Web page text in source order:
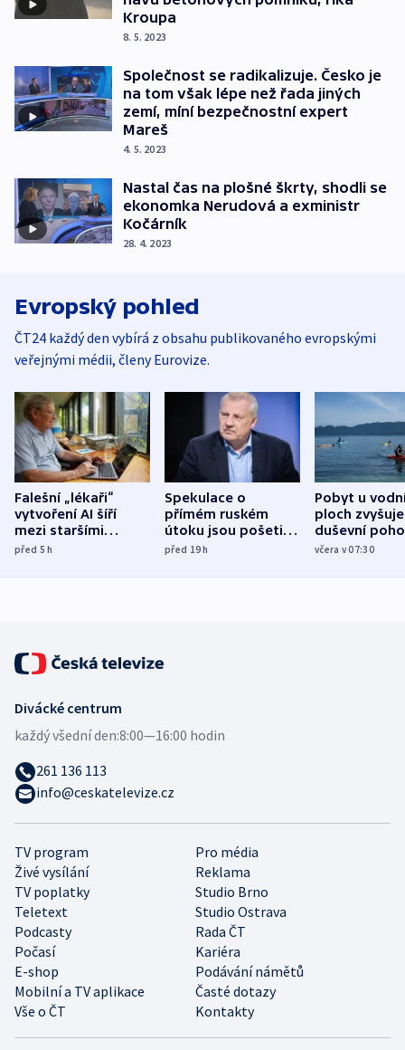
Kroupa
8. 5. 2023
Společnost se radikalizuje. Česko je
na tom však lépe než řada jiných
zemí, míní bezpečnostní expert
Mareš
4. 5. 2023
Nastal čas na plošné škrty, shodli se
ekonomka Nerudová a exministr
Kočárník
28. 4. 2023
Evropský pohled
ČT24 každý den vybírá z obsahu publikovaného evropskými
veřejnými médii, členy Eurovize.
Falešní „lékaři“
vytvoření AI šíří
mezi staršími
Poláky nebezpečné
před 5h
Spekulace o
přímém ruském
útoku jsou pošetilé,
míní estonský
před 19h
Pobyt u
ploch zvyšuje
duševní
ukázala
včera v 07:30
TV program
Pro média
Živé vysílání
Reklama
TV poplatky
Studio Brno
Teletext
Studio Ostrava
Podcasty
Rada ČT
Počasí
Kariéra
E-shop
Podávání námětů
Mobilní a TV aplikace
Časté dotazy
Vše o ČT
Kontakty
Divácké centrum
každý všední den:8:00—16:00 hodin
261 136 113
info@ceskatelevize.cz